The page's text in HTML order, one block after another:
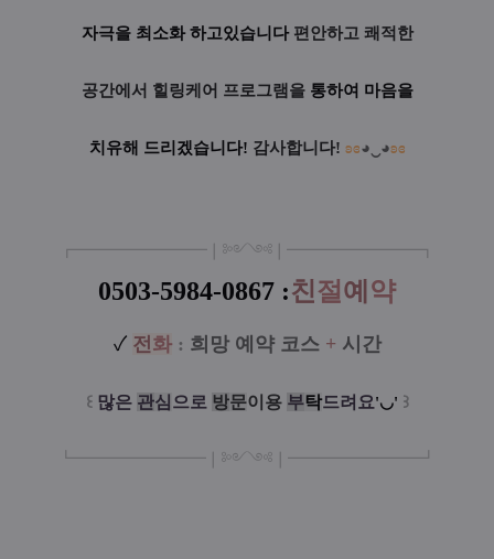
자극을 최소화 하고있습니다 편안하고 쾌적한
공간에서 힐링케어 프로그램을 통하여 마음을
치유해 드리겠습니다! 감사합니다! ʚɞ◕‿◕ʚɞ
┏━━━━━━━━ ❘༻༺❘ ━━━━━━━━┓
0503-5984-0867 :친절 예 약
✓ 전화 : 희망 예약 코스 + 시간
꒰ 많은 관심 으로 방문이 용 부탁드려요'◡' ꒱
┗━━━━━━━━ ❘༻༺❘ ━━━━━━━━┛